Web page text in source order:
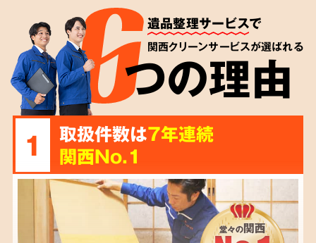
遺品整理サービスで
関西クリーンサービスが選ばれる
つの理由
1 取扱件数は7年連続
関西No.1